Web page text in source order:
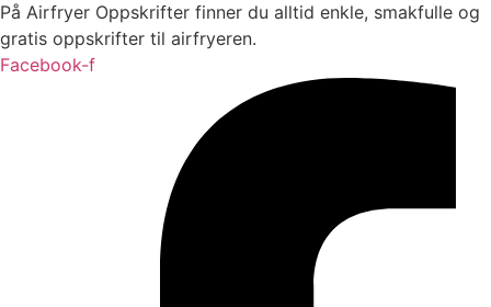
På Airfryer Oppskrifter finner du alltid enkle, smakfulle og
gratis oppskrifter til airfryeren.
Facebook-f